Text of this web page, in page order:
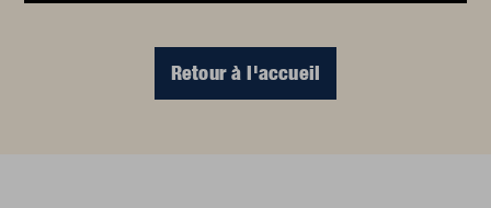
Retour à l'accueil